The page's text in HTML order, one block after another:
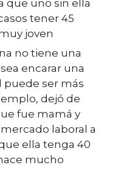
que uno sin ella
tener 45
joven
no tiene una
encarar una
puede ser más
dejó de
fue mamá y
laboral a
ella tenga 40
mucho